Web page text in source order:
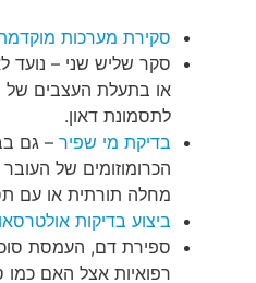
סקירת מערכות
סקר שליש שני – נועד
או בתעלת העצבים של
לתסמונת דאון.
בדיקת מי שפיר – גם
הכרומוזומים של העובר
מחלה תורתית או עם
ביצוע בדיקות
רפואיות אצל האם כמו